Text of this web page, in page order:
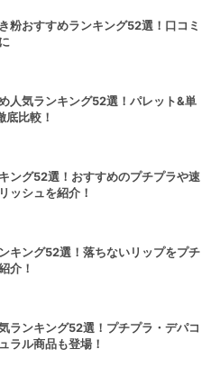
粉おすすめランキング52選！口コミ
人気ランキング52選！パレット&単
底比較！
ング52選！おすすめのプチプラや速
ッシュを紹介！
キング52選！落ちないリップをプチ
介！
ランキング52選！プチプラ・デパコ
ラル商品も登場！